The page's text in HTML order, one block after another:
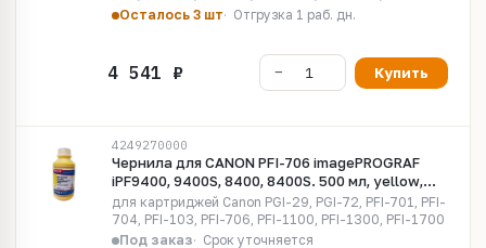
Осталось 3 шт
Отгрузка 1 раб. дн.
Купить
4249270000
Чернила для CANON PFI-706 imagePROGRAF
iPF9400, 9400S, 8400, 8400S. 500 мл, yellow,
Pigment MyInk CE706Y
для картриджей Canon PGI-29, PGI-72, PFI-701, PFI-
704, PFI-103, PFI-706, PFI-1100, PFI-1300, PFI-1700
Под заказ
Срок уточняется